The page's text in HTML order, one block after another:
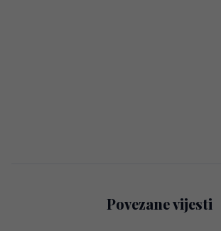
Povezane vijesti